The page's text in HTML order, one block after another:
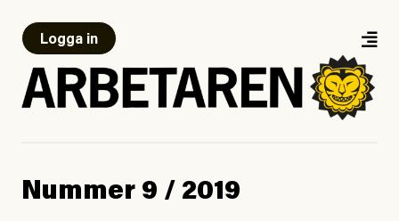
Logga in
Nummer 9 / 2019